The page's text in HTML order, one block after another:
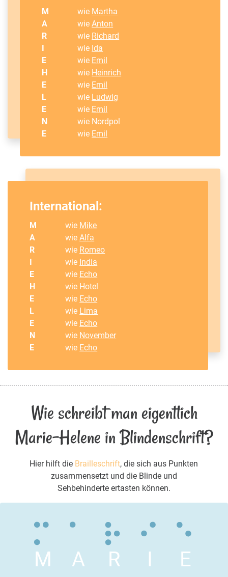
M wie Martha
A
wieAnton
R
wie Richard
I
wie Ida
E
wie Emil
H
wie Heinrich
E
wie Emil
L
wie Ludwig
E
wie Emil
N
wie Nordpol
E
wie Emil
International:
M wie Mike
A
wieAlfa
R
wie Romeo
I
wie India
E
wie Echo
H
wie Hotel
E
wie Echo
L
wie Lima
E
wie Echo
N
wie November
E
wie Echo
Wie schreibt man eigentlich
Marie-Helene in Blindenschrift?
Hier hilft die Brailleschrift, die sich aus Punkten
zusammensetzt und die Blinde und
Sehbehinderte ertasten können.
M A R I E